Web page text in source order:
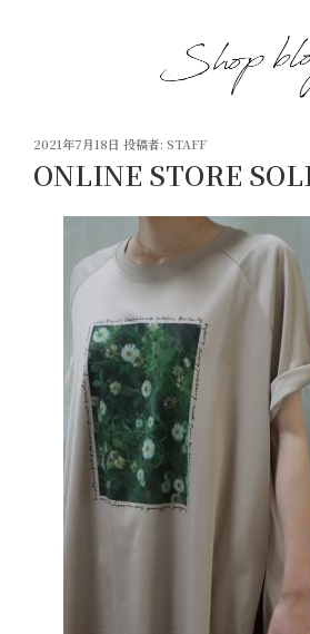
投
稿
日:
2021年7月18日 投稿者: STAFF
ONLINE STORE